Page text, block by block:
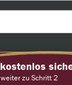
weiter zu Schritt 2